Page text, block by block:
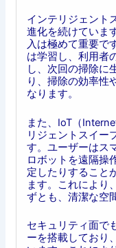
インテリジェント
進化を続けていま
入は極めて重要で
は学習し、利用者
し、次回の掃除に
り、掃除の効率性
なります。
また、IoT（
リジェントスイー
す。ユーザーはス
ロボットを遠隔操
定したりすること
ます。これにより
ずとも、清潔な空
セキュリティ面で
ーを搭載しており